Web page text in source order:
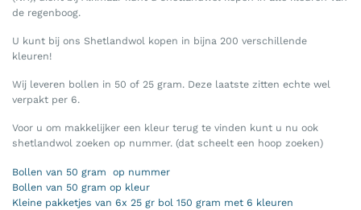
de regenboog.
U kunt bij ons Shetlandwol kopen in bijna 200 verschillende
kleuren!
Wij leveren bollen in 50 of 25 gram. Deze laatste zitten echte wel
verpakt per 6.
Voor u om makkelijker een kleur terug te vinden kunt u nu ook
shetlandwol zoeken op nummer. (dat scheelt een hoop zoeken)
Bollen van 50 gram op nummer
Bollen van 50 gram op kleur
Kleine pakketjes van 6x 25 gr bol 150 gram met 6 kleuren